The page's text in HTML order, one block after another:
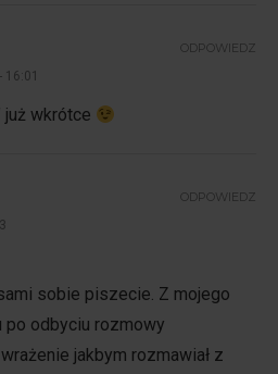
już wkrótce
ODPOWIEDZ
sobie piszecie. Z mojego
po odbyciu rozmowy
jakbym rozmawiał z
ODPOWIEDZ